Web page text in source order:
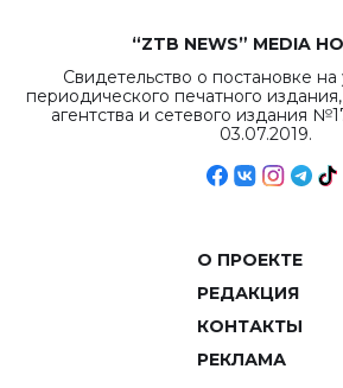
“ZTB NEWS” MEDIA
Свидетельство о постановке на
периодического печатного
агентства и сетевого издания
03.07.2019.
О ПРОЕКТЕ
РЕДАКЦИЯ
КОНТАКТЫ
РЕКЛАМА